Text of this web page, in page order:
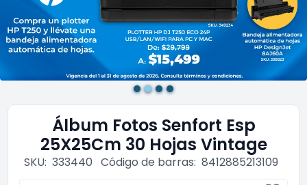
Álbum Fotos Senfort Esp
25X25Cm 30 Hojas Vintage
SKU: 333440 Código de barras: 8412885213109